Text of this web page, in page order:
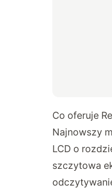
Co oferuje
Najnowszy
LCD o
szczytowa